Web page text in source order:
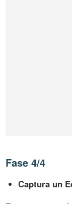
Fase 4/4
Captura un